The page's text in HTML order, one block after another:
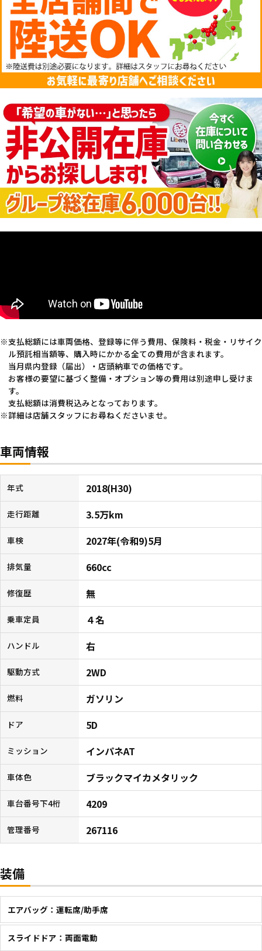
支払総額には車両価格、登録等に伴う費用、保険料・税金・リサイク
ル預託相当額等、購入時にかかる全ての費用が含まれます。
当月県内登録（届出）・店頭納車での価格です。
お客様の要望に基づく整備・オプション等の費用は別途申し受けま
す。
支払総額は消費税込みとなっております。
詳細は店舗スタッフにお尋ねくださいませ。
車両情報
年式 2018(H30)
走行距離 3.5万km
車検 2027年(令和9)5月
排気量 660cc
修復歴 無
乗車定員 ４名
ハンドル 右
駆動方式 2WD
燃料 ガソリン
ドア 5D
ミッション インパネAT
車体色 ブラックマイカメタリック
車台番号下4桁 4209
管理番号 267116
装備
エアバッグ：運転席/助手席
スライドドア：両面電動